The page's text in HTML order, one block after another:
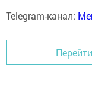
Telegram-канал: